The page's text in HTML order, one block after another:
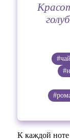
К каждой